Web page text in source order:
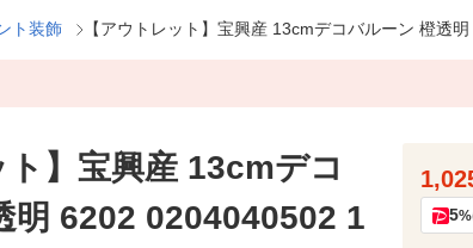
ト装飾 【アウトレット】宝興産 13cmデコバルーン 橙透
ト】宝興産 13cmデコ
明 6202 0204040502 1
5%